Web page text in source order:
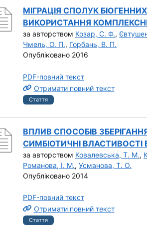
під номером 11
МІГРАЦІЯ СПОЛУК
ВИКОРИСТАННЯ
за авторством Козар, С. Ф.,
Чмель, О. П., Горбань, В. П.
Опубліковано 2016
PDF-повний текст
Отримати повний текст
Стаття
під номером 12
ВПЛИВ СПОСОБІВ
СИМБІОТИЧНІ ВЛАСТИВОСТІ
за авторством Ковалевська, Т. М.,
Романова, І. М., Усманова, Т. О.
Опубліковано 2014
PDF-повний текст
Отримати повний текст
Стаття